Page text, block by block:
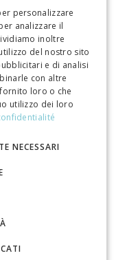
1 gen 2025
Monographie
10.33057/chronos.1835
personalizzare
analizzare il
inoltre
del nostro sito
e di analisi
con altre
loro o che
utilizzo dei loro
NECESSARI